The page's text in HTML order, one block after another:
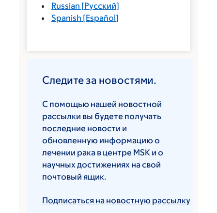
Russian [Русский]
Spanish [Español]
Следите за новостями.
С помощью нашей новостной
рассылки вы будете получать
последние новости и
обновленную информацию о
лечении рака в центре MSK и о
научных достижениях на свой
почтовый ящик.
Подписаться на новостную рассылку